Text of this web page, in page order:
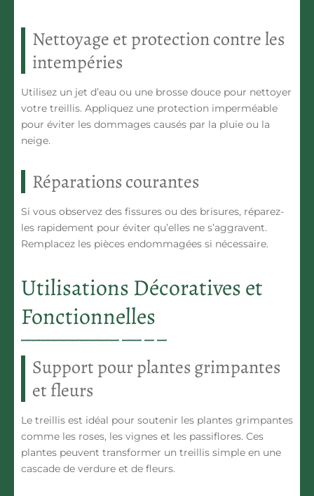
Nettoyage et protection contre les
intempéries
Utilisez un jet d’eau ou une brosse douce pour nettoyer
votre treillis. Appliquez une protection imperméable
pour éviter les dommages causés par la pluie ou la
neige.
Réparations courantes
Si vous observez des fissures ou des brisures, réparez-
les rapidement pour éviter qu’elles ne s’aggravent.
Remplacez les pièces endommagées si nécessaire.
Utilisations Décoratives et
Fonctionnelles
Support pour plantes grimpantes
et fleurs
Le treillis est idéal pour soutenir les plantes grimpantes
comme les roses, les vignes et les passiflores. Ces
plantes peuvent transformer un treillis simple en une
cascade de verdure et de fleurs.